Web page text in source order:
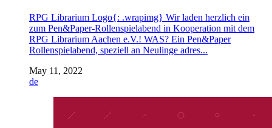
RPG Librarium Logo{: .wrapimg} Wir laden herzlich ein
zum Pen&Paper-Rollenspielabend in Kooperation mit dem
RPG Librarium Aachen e.V.! WAS? Ein Pen&Paper
Rollenspielabend, speziell an Neulinge adres...
May 11, 2022
de